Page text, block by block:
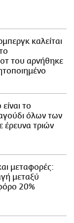
καλείται
του αρνήθηκε
το
όλων των
έρευνα τριών
μεταφορές:
μεταξύ
20%